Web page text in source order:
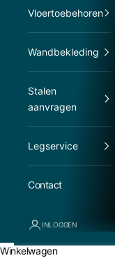
Vloertoebehoren
Wandbekleding
Stalen
aanvragen
Legservice
Contact
INLOGGEN
Winkelwagen